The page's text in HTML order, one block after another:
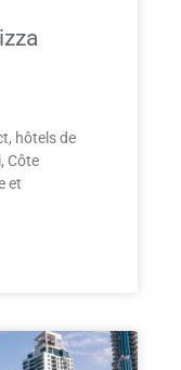
hôtels de
Côte
et